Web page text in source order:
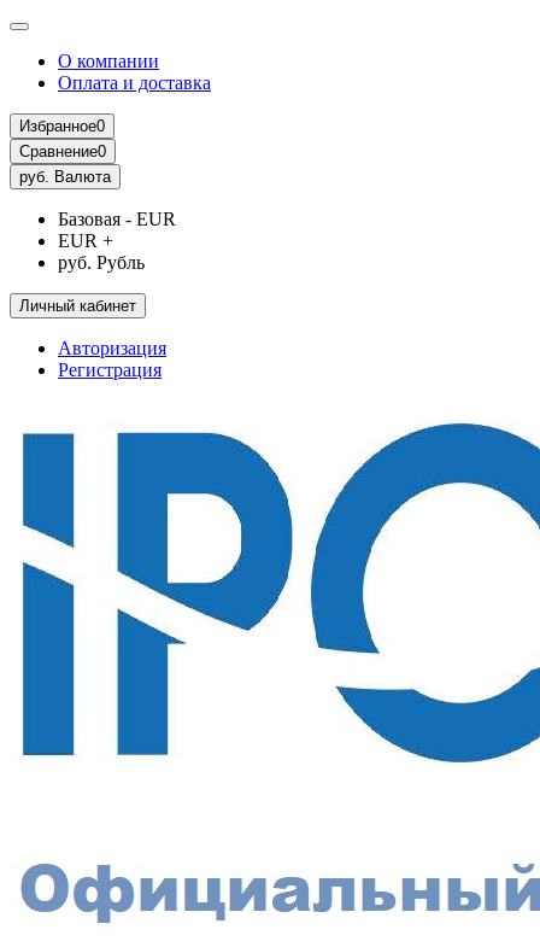
О компании
Оплата и доставка
Избранное0
Сравнение0
руб. Валюта
Базовая - EUR
EUR +
руб. Рубль
Личный кабинет
Авторизация
Регистрация